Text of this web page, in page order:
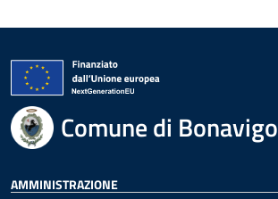
Comune di Bonavigo
AMMINISTRAZIONE